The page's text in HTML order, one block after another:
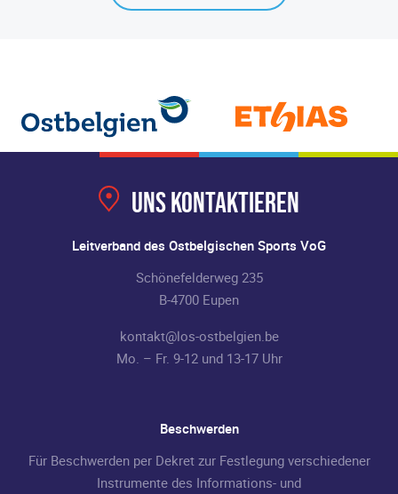
Uns kontaktieren
Leitverband des Ostbelgischen Sports VoG
Schönefelderweg 235
B-4700 Eupen
kontakt@los-ostbelgien.be
Mo. – Fr. 9-12 und 13-17 Uhr
Beschwerden
Für Beschwerden per Dekret zur Festlegung verschiedener
Instrumente des Informations- und